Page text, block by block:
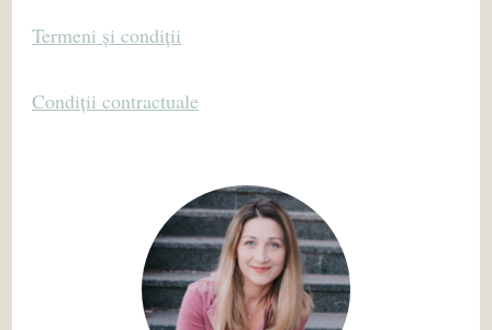
Termeni și condiții
Condiții contractuale